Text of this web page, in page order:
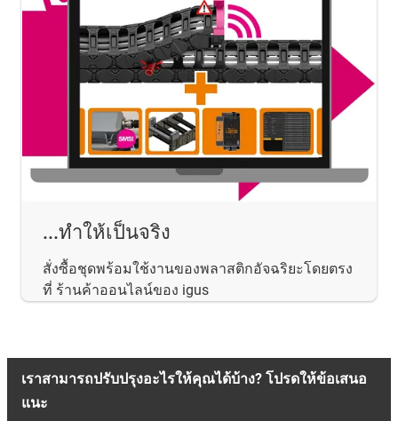
...ทำให้เป็นจริง
สั่งซื้อชุดพร้อมใช้งานของพลาสติกอัจฉริยะโดยตรง
ที่ ร้านค้าออนไลน์ของ igus
เราสามารถปรับปรุงอะไรให้คุณได้บ้าง? โปรดให้ข้อเสนอ
แนะ